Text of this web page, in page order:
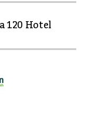
120 Hotel